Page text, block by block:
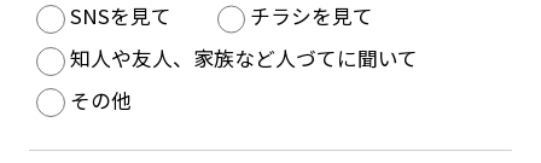
SNSを見て
チラシを見て
知人や友人、家族など人づてに聞いて
その他